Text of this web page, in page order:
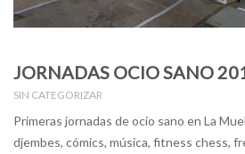
JORNADAS OCIO SANO
SIN CATEGORIZAR
Primeras jornadas de ocio sano en La
djembes, cómics, música, fitness chess,